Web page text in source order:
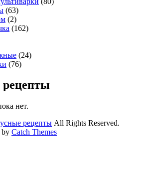
(63)
(2)
(162)
(24)
(76)
нет.
рецепты All Rights Reserved.
by Catch Themes